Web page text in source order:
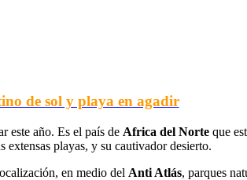
de sol y playa en agadir
este año. Es el país de Africa del Norte que
extensas playas, y su cautivador desierto.
en medio del Anti Atlás, parques